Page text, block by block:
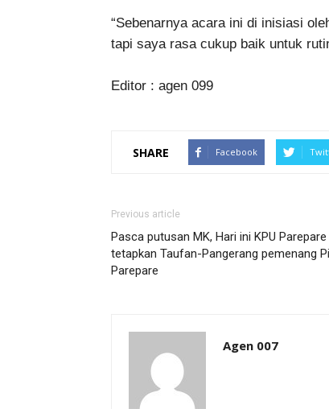
“Sebenarnya acara ini di inisiasi
tapi saya rasa cukup baik untuk
Editor : agen 099
SHARE Facebook
Previous article
Pasca putusan MK, Hari ini KPU Parepare
tetapkan Taufan-Pangerang pemenang
Parepare
Agen 007